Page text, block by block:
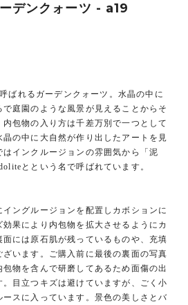
デンクォーツ - a19
ばれるガーデンクォーツ。水晶の中に
庭園のような風景が見えることからそ
包物の入り方は千差万別で一つとして
の中に大自然が作り出したアートを見
インクルージョンの雰囲気から「泥
とという名で呼ばれています。
ングルージョンを配置しカボションに
果により内包物を拡大させるようにカ
には原石肌が残っているものや、充填
います。ご購入前に最後の裏面の写真
物を含んで研磨してあるため面傷の出
目立つキズは避けていますが、ごく小
スに入っています。景色の美しさとバ